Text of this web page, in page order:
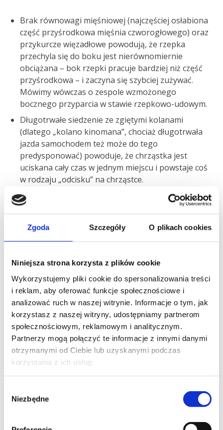
Zgoda Szczegóły O plikach cookies
Niniejsza strona korzysta z plików cookie
Wykorzystujemy pliki cookie do spersonalizowania treści
i reklam, aby oferować funkcje społecznościowe i
analizować ruch w naszej witrynie. Informacje o tym, jak
korzystasz z naszej witryny, udostępniamy partnerom
społecznościowym, reklamowym i analitycznym.
Partnerzy mogą połączyć te informacje z innymi danymi
otrzymanymi od Ciebie lub uzyskanymi podczas
korzystania z ich usług.
zgody
Niezbędne
Brak równowagi mięśniowej (najczęściej osłabiona
część przyśrodkowa mięśnia czworogłowego) oraz
przykurcze więzadłowe powodują, że rzepka
przechyla się do boku jest nierównomiernie
obciążana – bok rzepki pracuje bardziej niż część
przyśrodkowa – i zaczyna się szybciej zużywać.
Mówimy wówczas o zespole wzmożonego
bocznego przyparcia w stawie rzepkowo-udowym.
Długotrwałe siedzenie ze zgiętymi kolanami
(dlatego „kolano kinomana”, chociaż długotrwała
jazda samochodem też może do tego
predysponować) powoduje, że chrząstka jest
uciskana cały czas w jednym miejscu i powstaje coś
w rodzaju „odcisku” na chrząstce.
Chodzenie na wysokich obcasach sprawia, że
kolana nie są doprostowywane, nie ma więc fazy,
Chrząstka nie jest wówczas odżywiana i smarowana
przez płyn stawowy i dochodzi do uszkodzeń.
Budowa samych kolan (na co w przeciwieństwie do
innych przyczyn nie mamy większego wpływu) może
predysponować do uszkodzeń w stawie rzepkowo-
udowym. Chodzi tu o boczne ustawienie przyczepu
więzadła rzepki na kości piszczelowej, przez co
rzepka jest „ściągana” do boku w czasie
normalnego funkcjonowania.
Kiedy uszkadza się chrząstka jej powierzchnia traci
swoją idealną gładkość (można ją porównać do białka
jajka ugotowanego na twardo), staje się chropowata,
trzeszczenie, chrobotanie wewnątrz kolana,
szczególnie nasilone w czasie wykonywania przysiadu.